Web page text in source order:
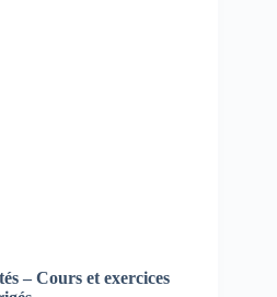
– Cours et exercices